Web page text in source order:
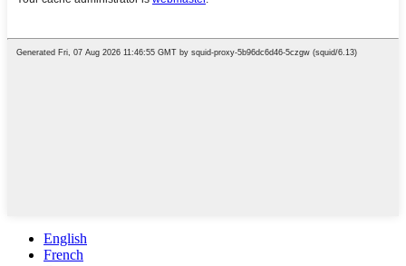
English
French